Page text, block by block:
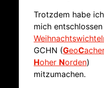
Trotzdem habe ich
mich
GCHN (GeoC
Hoher Norden)
mitzumachen.